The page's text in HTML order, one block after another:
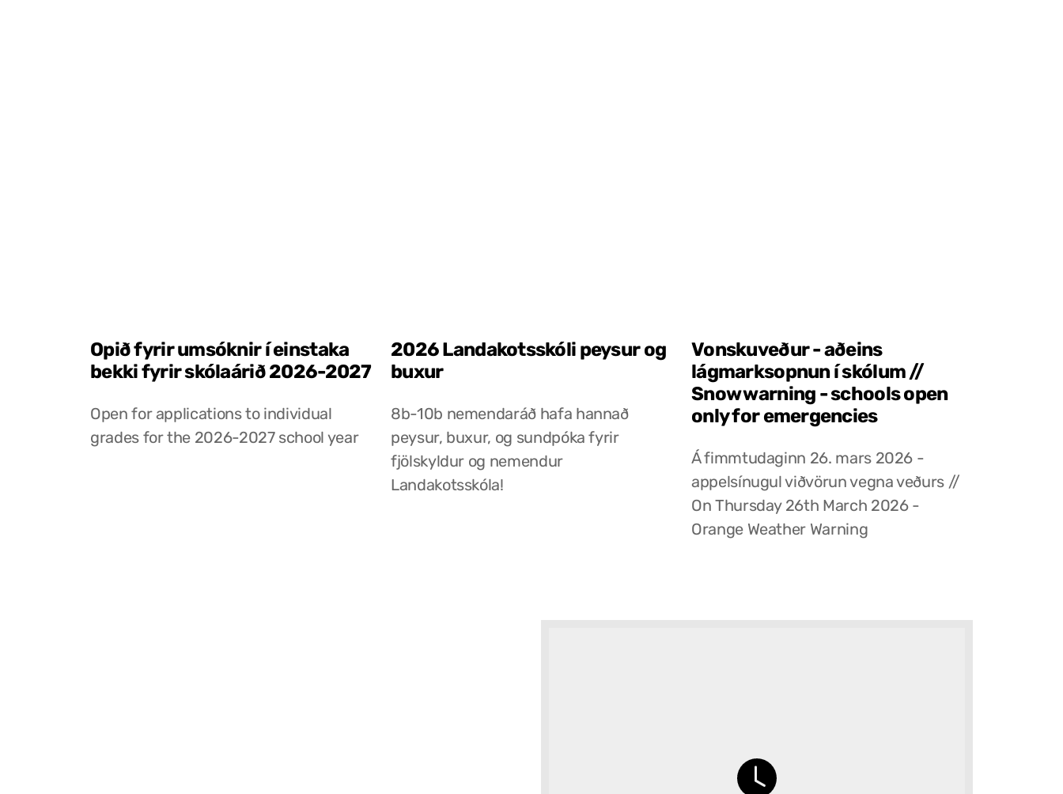
Opið fyrir umsóknir í einstaka
bekki fyrir skólaárið 2026-2027
Open for applications to individual
grades for the 2026-2027 school year
2026 Landakotsskóli peysur og
buxur
8b-10b nemendaráð hafa hannað
peysur, buxur, og sundpóka fyrir
fjölskyldur og nemendur
Landakotsskóla!
Vonskuveður - aðeins
lágmarksopnun í skólum //
Snow warning - schools open
only for emergencies
Á fimmtudaginn 26. mars 2026 -
appelsínugul viðvörun vegna veðurs //
On Thursday 26th March 2026 -
Orange Weather Warning